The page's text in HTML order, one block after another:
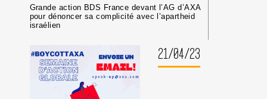
Grande action BDS France devant l’AG d’AXA
pour dénoncer sa complicité avec l’apartheid
israélien
21/04/23